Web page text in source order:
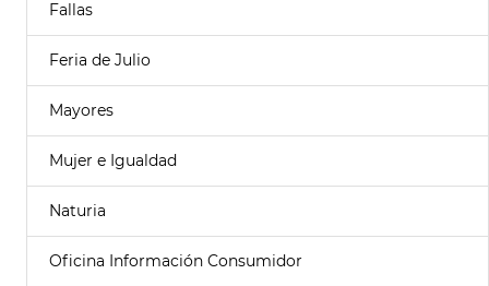
Fallas
Feria de Julio
Mayores
Mujer e Igualdad
Naturia
Oficina Información Consumidor